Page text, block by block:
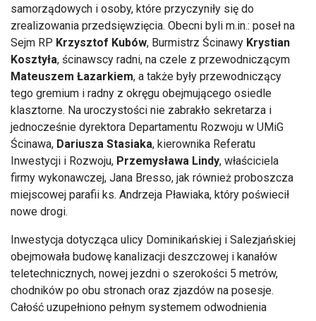
samorządowych i osoby, które przyczyniły się do
zrealizowania przedsięwzięcia. Obecni byli m.in.: poseł na
Sejm RP Krzysztof Kubów, Burmistrz Ścinawy Krystian
Kosztyła, ścinawscy radni, na czele z przewodniczącym
Mateuszem Łazarkiem, a także były przewodniczący
tego gremium i radny z okręgu obejmującego osiedle
klasztorne. Na uroczystości nie zabrakło sekretarza i
jednocześnie dyrektora Departamentu Rozwoju w UMiG
Ścinawa, Dariusza Stasiaka, kierownika Referatu
Inwestycji i Rozwoju, Przemysława Lindy, właściciela
firmy wykonawczej, Jana Bresso, jak również proboszcza
miejscowej parafii ks. Andrzeja Pławiaka, który poświecił
nowe drogi.
Inwestycja dotycząca ulicy Dominikańskiej i Salezjańskiej
obejmowała budowę kanalizacji deszczowej i kanałów
teletechnicznych, nowej jezdni o szerokości 5 metrów,
chodników po obu stronach oraz zjazdów na posesje.
Całość uzupełniono pełnym systemem odwodnienia